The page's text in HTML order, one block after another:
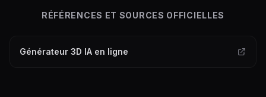
RÉFÉRENCES ET SOURCES OFFICIELLES
Générateur 3D IA en ligne